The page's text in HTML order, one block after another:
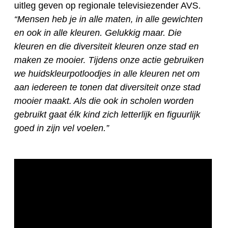
uitleg geven op regionale televisiezender AVS.
“Mensen heb je in alle maten, in alle gewichten
en ook in alle kleuren. Gelukkig maar. Die
kleuren en die diversiteit kleuren onze stad en
maken ze mooier. Tijdens onze actie gebruiken
we huidskleurpotloodjes in alle kleuren net om
aan iedereen te tonen dat diversiteit onze stad
mooier maakt. Als die ook in scholen worden
gebruikt gaat élk kind zich letterlijk en figuurlijk
goed in zijn vel voelen.”